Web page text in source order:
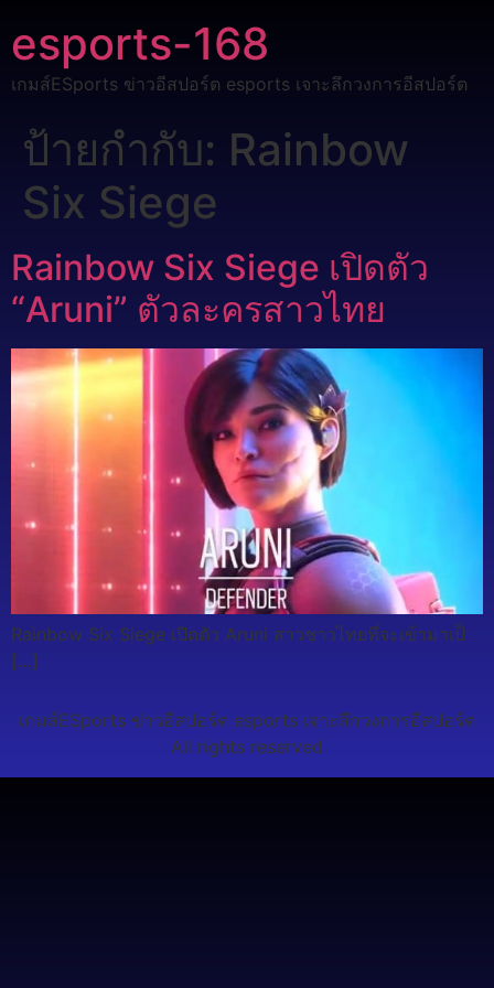
esports-168
เกมส์ESports ข่าวอีสปอร์ต esports เจาะลึกวงการอีสปอร์ต
ป้ายกำกับ: Rainbow
Six Siege
Rainbow Six Siege เปิดตัว
“Aruni” ตัวละครสาวไทย
Rainbow Six Siege เปิดตัว Aruni สาวชาวไทยที่จะเข้ามาเป็
[…]
เกมส์ESports ข่าวอีสปอร์ต esports เจาะลึกวงการอีสปอร์ต
All rights reserved